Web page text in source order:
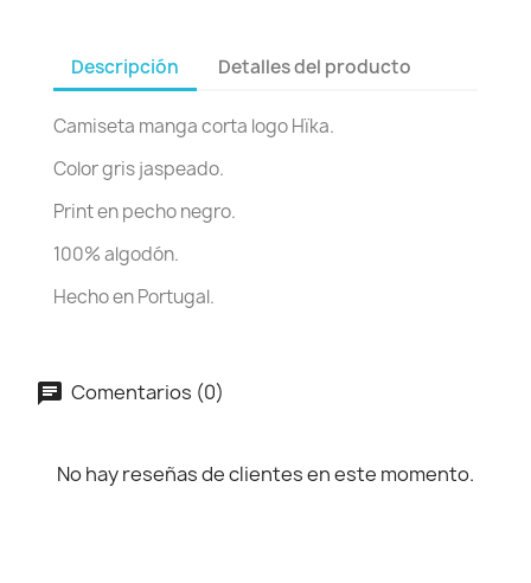
Descripción Detalles del producto
Camiseta manga corta logo Hïka.
Color gris jaspeado.
Print en pecho negro.
100% algodón.
Hecho en Portugal.
Comentarios (0)
No hay reseñas de clientes en este momento.